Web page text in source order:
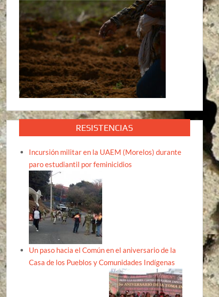
RESISTENCIAS
Incursión militar en la UAEM (Morelos) durante
paro estudiantil por feminicidios
Un paso hacia el Común en el aniversario de la
Casa de los Pueblos y Comunidades Indígenas